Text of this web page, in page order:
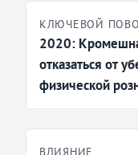
КЛЮЧЕВОЙ
2020:
отказаться от
физической
ВЛИЯНИЕ